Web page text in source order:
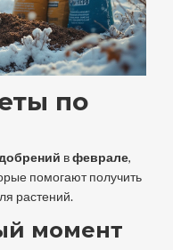
по
вфеврале,
помогают получить
растений.
момент